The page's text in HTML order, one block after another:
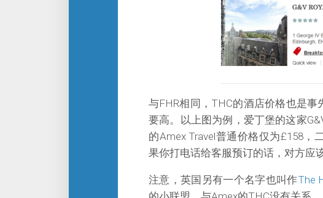
与FHR相同，THC的酒店价格也是
要高。以上图为例，爱丁堡的这家
的Amex Travel普通价格仅为£158，
果你打电话给客服预订的话，对方应
注意，英国另有一个名字也叫作The